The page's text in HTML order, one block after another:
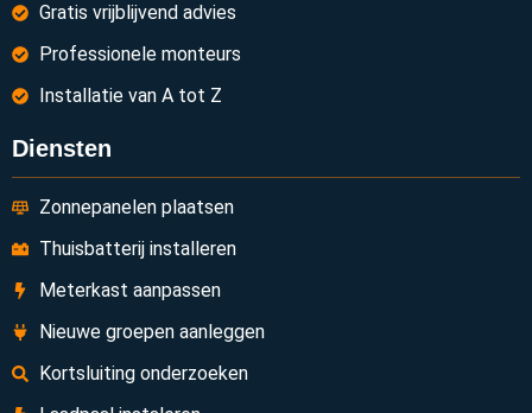
Gratis vrijblijvend advies
Professionele monteurs
Installatie van A tot Z
Diensten
Zonnepanelen plaatsen
Thuisbatterij installeren
Meterkast aanpassen
Nieuwe groepen aanleggen
Kortsluiting onderzoeken